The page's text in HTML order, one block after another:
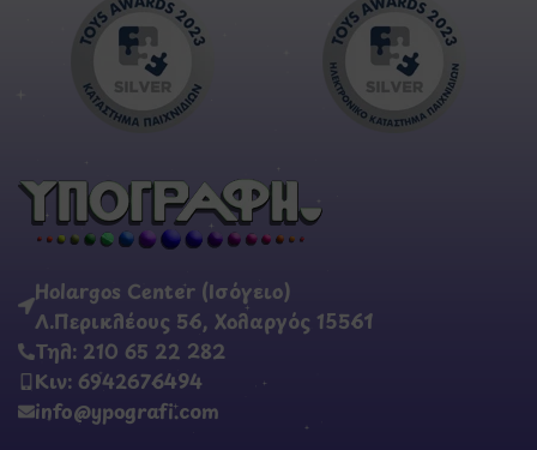
Holargos Center (Ισόγειο)
Λ.Περικλέους 56, Χολαργός 15561
Τηλ: 210 65 22 282
Κιν: 6942676494
info@ypografi.com